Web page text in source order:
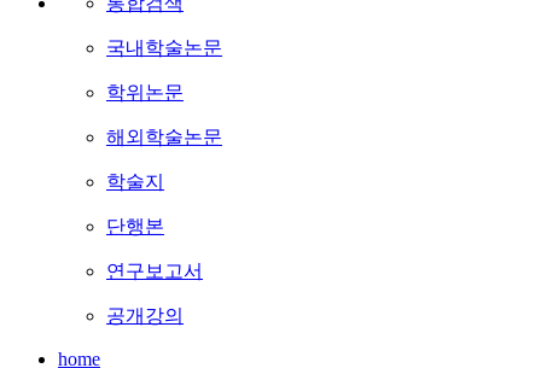
국내학술논문
학위논문
해외학술논문
학술지
단행본
연구보고서
공개강의
home